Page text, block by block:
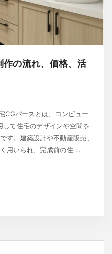
作の流れ、価格、活
CGパースとは、コンピュー
して住宅のデザインや空間を
す。建築設計や不動産販売、
用いられ、完成前の住 …